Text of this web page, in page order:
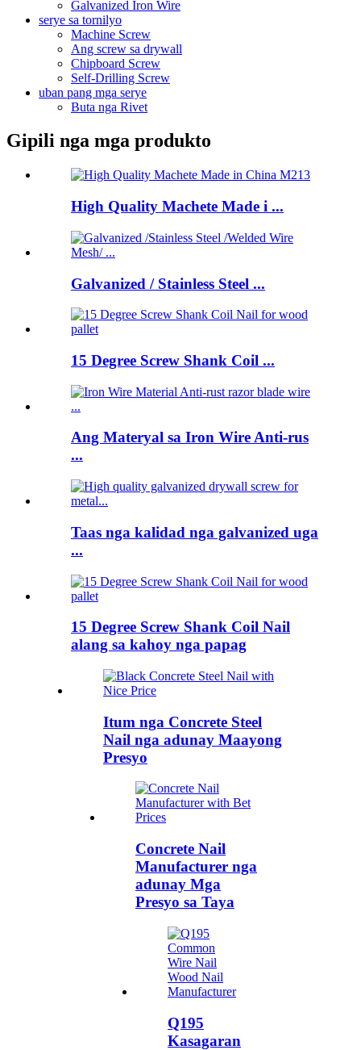
Galvanized Iron Wire
serye sa tornilyo
Machine Screw
Ang screw sa drywall
Chipboard Screw
Self-Drilling Screw
uban pang mga serye
Buta nga Rivet
Gipili nga mga produkto
High Quality Machete Made i ...
Galvanized / Stainless Steel ...
15 Degree Screw Shank Coil ...
Ang Materyal sa Iron Wire Anti-rus
...
Taas nga kalidad nga galvanized uga
...
15 Degree Screw Shank Coil Nail
alang sa kahoy nga papag
Itum nga Concrete Steel
Nail nga adunay Maayong
Presyo
Concrete Nail
Manufacturer nga
adunay Mga
Presyo sa Taya
Q195
Kasagaran